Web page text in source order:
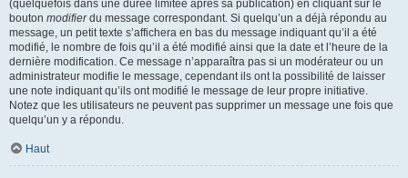
(quelquefois dans une durée limitée après sa publication) en cliquant sur le
bouton modifierdu message correspondant. Si quelqu’un a déjà répondu au
message, un petit texte s’affichera en bas du message indiquant qu’il a été
modifié, le nombre de fois qu’il a été modifié ainsi que la date et l’heure de la
dernière modification. Ce message n’apparaîtra pas si un modérateur ou un
administrateur modifie le message, cependant ils ont la possibilité de laisser
une note indiquant qu’ils ont modifié le message de leur propre initiative.
Notez que les utilisateurs ne peuvent pas supprimer un message une fois que
quelqu’un y a répondu.
Haut